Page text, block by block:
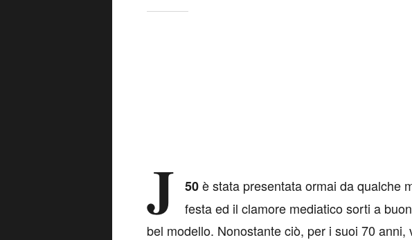
J 50è stata presentata ormai da qualche
festa ed il clamore mediatico sorti a
bel modello. Nonostante ciò, per i suoi 70 anni,